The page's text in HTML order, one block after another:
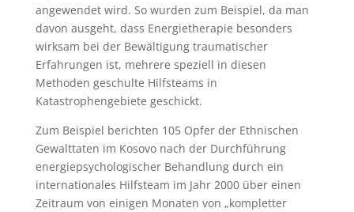
angewendet wird. So wurden zum Beispiel, da man
davon ausgeht, dass Energietherapie besonders
wirksam bei der Bewältigung traumatischer
Erfahrungen ist, mehrere speziell in diesen
Methoden geschulte Hilfsteams in
Katastrophengebiete geschickt.
Zum Beispiel berichten 105 Opfer der Ethnischen
Gewalttaten im Kosovo nach der Durchführung
energiepsychologischer Behandlung durch ein
internationales Hilfsteam im Jahr 2000 über einen
Zeitraum von einigen Monaten von „kompletter